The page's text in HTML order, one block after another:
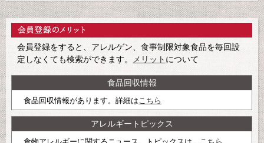
会員登録をすると、アレルゲン、食事制限対象食品を毎回設
定しなくても検索ができます。
メリット について
食品回収情報
食品回収情報があります。詳細はこちら
アレルギートピックス